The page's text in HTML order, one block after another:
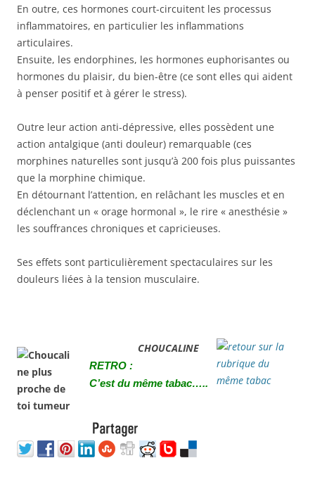
En outre, ces hormones court-circuitent les processus
inflammatoires, en particulier les inflammations
articulaires.
Ensuite, les endorphines, les hormones euphorisantes ou
hormones du plaisir, du bien-être (ce sont elles qui aident
à penser positif et à gérer le stress).
Outre leur action anti-dépressive, elles possèdent une
action antalgique (anti douleur) remarquable (ces
morphines naturelles sont jusqu’à 200 fois plus puissantes
que la morphine chimique.
En détournant l’attention, en relâchant les muscles et en
déclenchant un « orage hormonal », le rire « anesthésie »
les souffrances chroniques et capricieuses.
Ses effets sont particulièrement spectaculaires sur les
douleurs liées à la tension musculaire.
CHOUCALINE
RETRO :
C’est du même tabac…..